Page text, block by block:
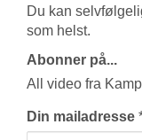
Du kan
som helst.
Abonner på...
All video fra
Din mailadresse